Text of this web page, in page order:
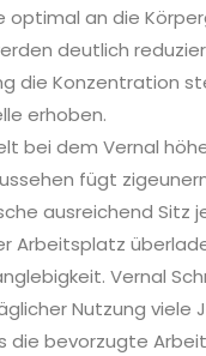
optimal an die
deutlich
die Konzentration
erhoben.
bei dem Vernal
fügt
ausreichend
Arbeitsplatz
Vernal
Nutzung viele
die bevorzugte